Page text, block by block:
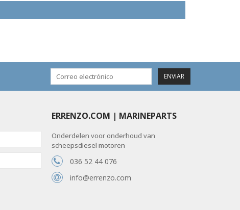
ENVIAR
ERRENZO.COM | MARINEPARTS
Onderdelen voor onderhoud van
scheepsdiesel motoren
036 52 44 076
info@errenzo.com